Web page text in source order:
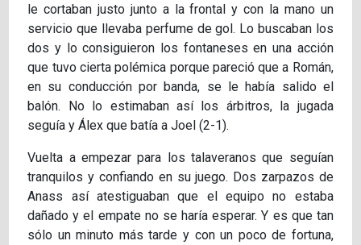
le cortaban justo junto a la frontal y con la mano un
servicio que llevaba perfume de gol. Lo buscaban los
dos y lo consiguieron los fontaneses en una acción
que tuvo cierta polémica porque pareció que a Román,
en su conducción por banda, se le había salido el
balón. No lo estimaban así los árbitros, la jugada
seguía y Álex que batía a Joel (2-1).
Vuelta a empezar para los talaveranos que seguían
tranquilos y confiando en su juego. Dos zarpazos de
Anass así atestiguaban que el equipo no estaba
dañado y el empate no se haría esperar. Y es que tan
sólo un minuto más tarde y con un poco de fortuna,